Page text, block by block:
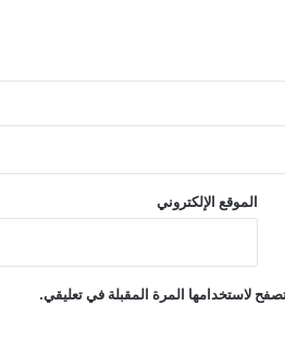
الموقع الإلكتروني
لاستخدامها المرة المقبلة في تعليقي.